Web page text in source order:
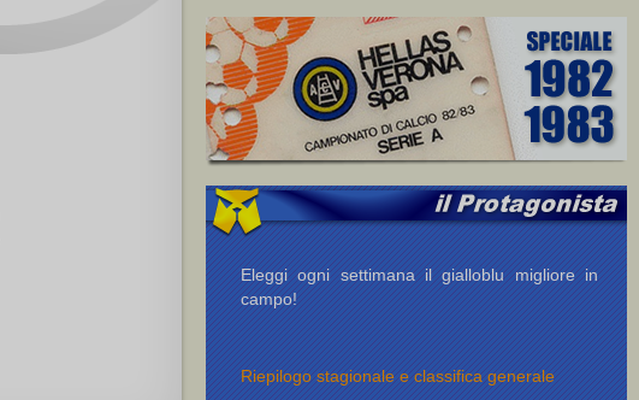
Eleggi ogni settimana il gialloblu migliore in
campo!
Riepilogo stagionale e classifica generale